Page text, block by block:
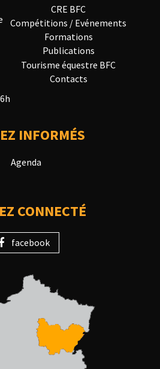
CRE BFC
Compétitions / Evénements
Formations
Publications
Tourisme équestre BFC
Contacts
INFORMÉS
Agenda
CONNECTÉ
facebook